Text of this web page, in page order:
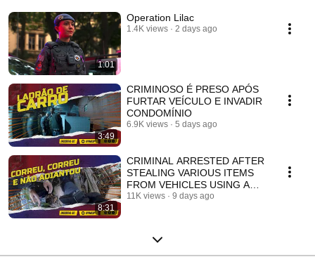
1:01
Operation Lilac
1.4K views 2 days ago
3:49
CRIMINOSO É PRESO APÓS
FURTAR VEÍCULO E INVADIR
CONDOMÍNIO
6.9K views 5 days ago
8:31
CRIMINAL ARRESTED AFTER
STEALING VARIOUS ITEMS
FROM VEHICLES USING A
"JUMPER" DEVICE
11K views 9 days ago